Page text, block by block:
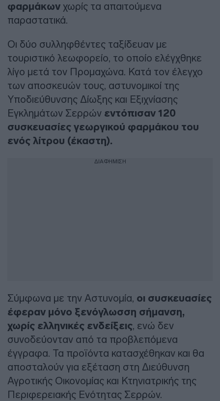
φαρμάκων χωρίς τα απαιτούμενα
παραστατικά.
Οι δύο συλληφθέντες ταξίδευαν με
τουριστικό λεωφορείο, το οποίο ελέγχθηκε
λίγο μετά τον Προμαχώνα. Κατά τον έλεγχο
των αποσκευών τους, αστυνομικοί της
Υποδιεύθυνσης Δίωξης και Εξιχνίασης
Εγκλημάτων Σερρών εντόπισαν 120
συσκευασίες γεωργικού φαρμάκου του
ενός λίτρου (έκαστη).
ΔΙΑΦΗΜΙΣΗ
Σύμφωνα με την Αστυνομία, οι συσκευασίες
έφεραν μόνο ξενόγλωσση σήμανση,
χωρίς ελληνικές ενδείξεις, ενώ δεν
συνοδεύονταν από τα προβλεπόμενα
έγγραφα. Τα προϊόντα κατασχέθηκαν και θα
αποσταλούν για εξέταση στη Διεύθυνση
Αγροτικής Οικονομίας και Κτηνιατρικής της
Περιφερειακής Ενότητας Σερρών.